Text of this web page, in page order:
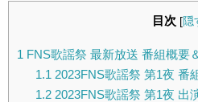
目次 [隠
1 FNS歌謡祭 最新放送 番組概要
1.1 2023FNS歌謡祭 第1夜 番
1.22023FNS歌謡祭 第1夜 出